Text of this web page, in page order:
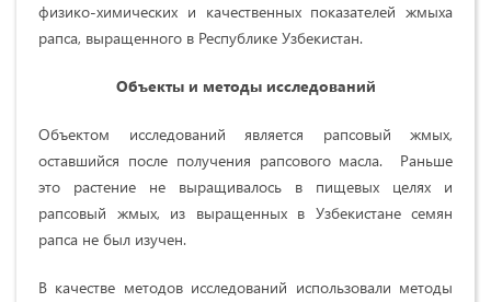
физико-химических и качественных показателей жмыха
рапса, выращенного в Республике Узбекистан.
Объекты и методы исследований
Объектом исследований является рапсовый жмых,
оставшийся после получения рапсового масла. Раньше
это растение не выращивалось в пищевых целях и
рапсовый жмых, из выращенных в Узбекистане семян
рапса не был изучен.
В качестве методов исследований использовали методы